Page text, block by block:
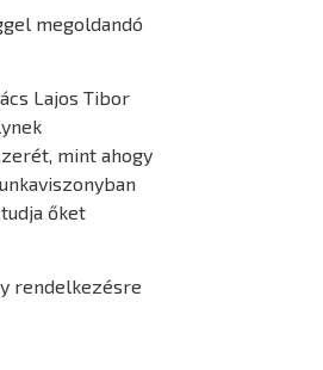
megoldandó
Lajos Tibor
mint ahogy
őket
rendelkezésre